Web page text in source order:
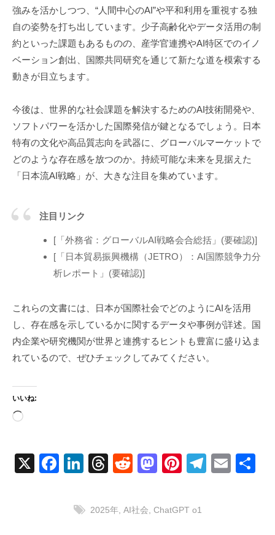
強みを活かしつつ、“人間中心のAI”や平和利用を重視する独
自の姿勢を打ち出しています。少子高齢化やデータ活用の制
約といった課題もあるものの、産学官連携やAI特区でのイノ
ベーション創出、国際共同研究を通じて新たな道を模索する
動きが目立ちます。
今後は、世界的な社会課題を解決するためのAI技術開発や、
ソフトパワーを活かした国際発信が鍵となるでしょう。日本
特有の文化や高品質志向を武器に、グローバルマーケットで
どのような存在感を放つのか。持続可能な未来を見据えた
「日本流AI戦略」が、大きな注目を集めています。
注目リンク
[「外務省：グローバルAI戦略会合総括」(要確認)]
[「日本貿易振興機構（JETRO）：AI国際競争力分
析レポート」(要確認)]
これらの文書には、日本が国際社会でどのようにAIを活用
し、存在感を示しているかに関するデータや事例が詳述。国
内企業や研究機関が世界と連携するヒントも豊富に盛り込ま
れているので、ぜひチェックしてみてください。
いいね:
読
み
X
F
Li
k
T
e
R
d
M
st
Pi
er
T
E
2025年, AI社会 ChatGPT o1